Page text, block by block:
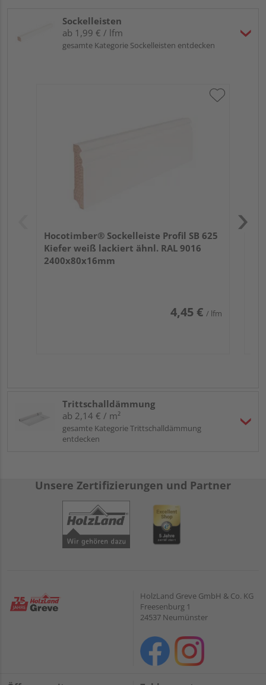
Sockelleisten
ab 1,99 € / lfm
gesamte Kategorie Sockelleisten entdecken
Hocotimber® Sockelleiste Profil SB 625
Kiefer weiß lackiert ähnl. RAL 9016
2400x80x16mm
4,45 € / lfm
Trittschalldämmung
ab 2,14 € / m²
gesamte Kategorie Trittschalldämmung
entdecken
Unsere Zertifizierungen und Partner
HolzLand Greve GmbH & Co. KG
Freesenburg 1
24537 Neumünster